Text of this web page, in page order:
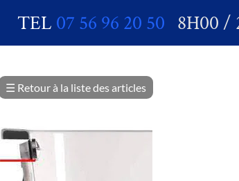
TEL 07 56 96 20 50 8H00 /
☰ Retour à la liste des articles